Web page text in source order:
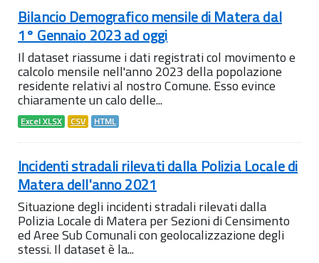
Bilancio Demografico mensile di Matera dal
1° Gennaio 2023 ad oggi
Il dataset riassume i dati registrati col movimento e
calcolo mensile nell'anno 2023 della popolazione
residente relativi al nostro Comune. Esso evince
chiaramente un calo delle...
Excel XLSX CSV HTML
Incidenti stradali rilevati dalla Polizia Locale di
Matera dell'anno 2021
Situazione degli incidenti stradali rilevati dalla
Polizia Locale di Matera per Sezioni di Censimento
ed Aree Sub Comunali con geolocalizzazione degli
stessi. Il dataset è la...